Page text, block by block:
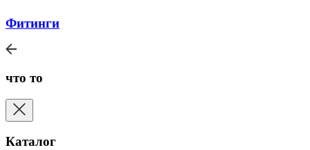
Фитинги
что то
Каталог